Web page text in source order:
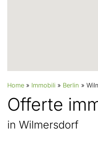
Home » Immobili » Berlin »
Offerte
in Wilmersdorf